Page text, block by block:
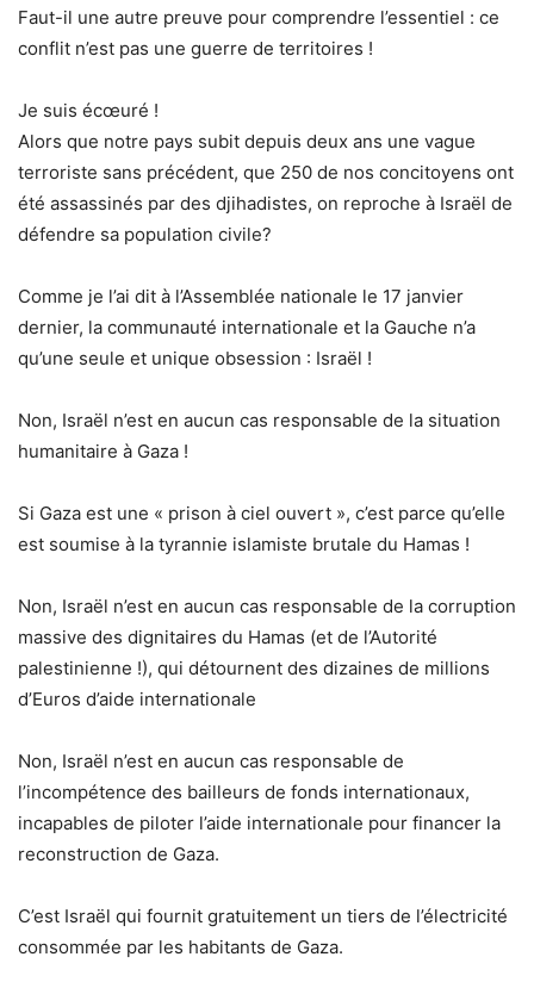
Faut-il une autre preuve pour comprendre l’essentiel : ce
conflit n’est pas une guerre de territoires !
Je suis écœuré !
Alors que notre pays subit depuis deux ans une vague
terroriste sans précédent, que 250 de nos concitoyens ont
été assassinés par des djihadistes, on reproche à Israël de
défendre sa population civile?
Comme je l’ai dit à l’Assemblée nationale le 17 janvier
dernier, la communauté internationale et la Gauche n’a
qu’une seule et unique obsession : Israël !
Non, Israël n’est en aucun cas responsable de la situation
humanitaire à Gaza !
Si Gaza est une « prison à ciel ouvert », c’est parce qu’elle
est soumise à la tyrannie islamiste brutale du Hamas !
Non, Israël n’est en aucun cas responsable de la corruption
massive des dignitaires du Hamas (et de l’Autorité
palestinienne !), qui détournent des dizaines de millions
d’Euros d’aide internationale
Non, Israël n’est en aucun cas responsable de
l’incompétence des bailleurs de fonds internationaux,
incapables de piloter l’aide internationale pour financer la
reconstruction de Gaza.
C’est Israël qui fournit gratuitement un tiers de l’électricité
consommée par les habitants de Gaza.